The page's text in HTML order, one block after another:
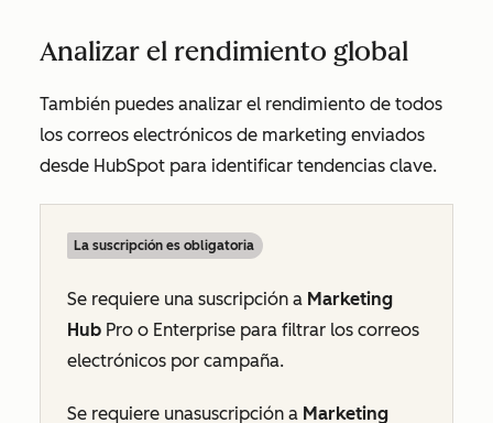
Analizar el rendimiento global
También puedes analizar el rendimiento de todos
los correos electrónicos de marketing enviados
desde HubSpot para identificar tendencias clave.
La suscripción es obligatoria
Se requiere una suscripción a Marketing
Hub Pro o Enterprise para filtrar los correos
electrónicos por campaña.
Se requiere unasuscripción a Marketing